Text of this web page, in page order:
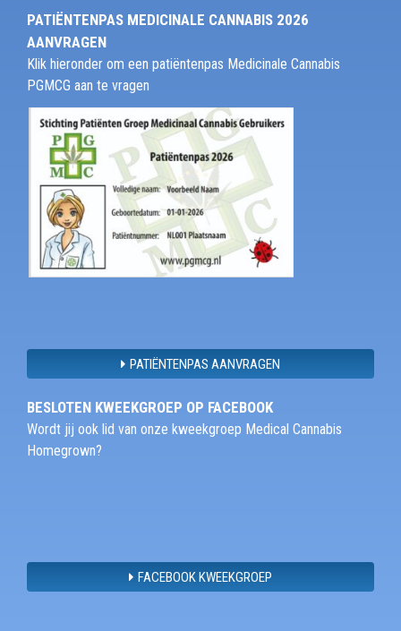
PATIËNTENPAS MEDICINALE CANNABIS 2026
AANVRAGEN
Klik hieronder om een patiëntenpas Medicinale Cannabis
PGMCG aan te vragen
PATIËNTENPAS AANVRAGEN
BESLOTEN KWEEKGROEP OP FACEBOOK
Wordt jij ook lid van onze kweekgroep Medical Cannabis
Homegrown?
FACEBOOK KWEEKGROEP